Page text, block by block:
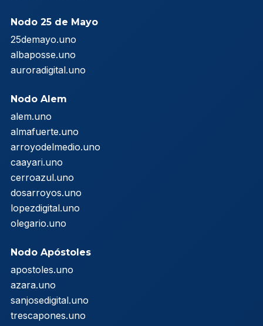
Nodo 25 de Mayo
25demayo.uno
albaposse.uno
auroradigital.uno
Nodo Alem
alem.uno
almafuerte.uno
arroyodelmedio.uno
caayari.uno
cerroazul.uno
dosarroyos.uno
lopezdigital.uno
olegario.uno
Nodo Apóstoles
apostoles.uno
azara.uno
sanjosedigital.uno
trescapones.uno